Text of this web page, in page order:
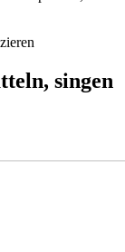
singen